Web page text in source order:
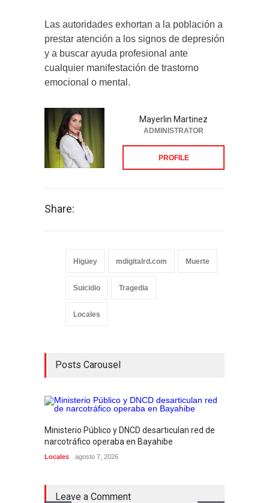
Las autoridades exhortan a la población a
prestar atención a los signos de depresión
y a buscar ayuda profesional ante
cualquier manifestación de trastorno
emocional o mental.
Mayerlin Martinez
ADMINISTRATOR
PROFILE
Share:
Higüey mdigitalrd.com Muerte
Suicidio Tragedia
Locales
Posts Carousel
Ministerio Público y DNCD desarticulan red de
narcotráfico operaba en Bayahibe
Locales agosto 7, 2026
Leave a Comment